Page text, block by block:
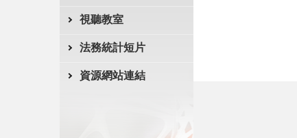
視聽教室
法務統計短片
資源網站連結